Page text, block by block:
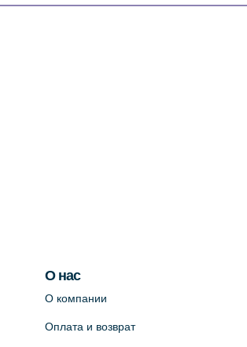
О нас
О компании
Оплата и возврат